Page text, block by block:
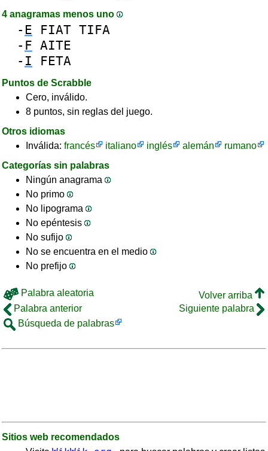
4 anagramas menos uno
- E FIAT TIFA
- F AITE
- I FETA
Puntos de Scrabble
Cero, inválido.
8 puntos, sin reglas del juego.
Otros idiomas
Inválida: francés italiano inglés alemán
rumano
Categorías sin palabras
Ningún anagrama
No primo
No lipograma
No epéntesis
No sufijo
No se encuentra en el medio
No prefijo
Palabra aleatoria
Volver arriba
Palabra anterior
Siguiente palabra
Búsqueda de palabras
Sitios web recomendados